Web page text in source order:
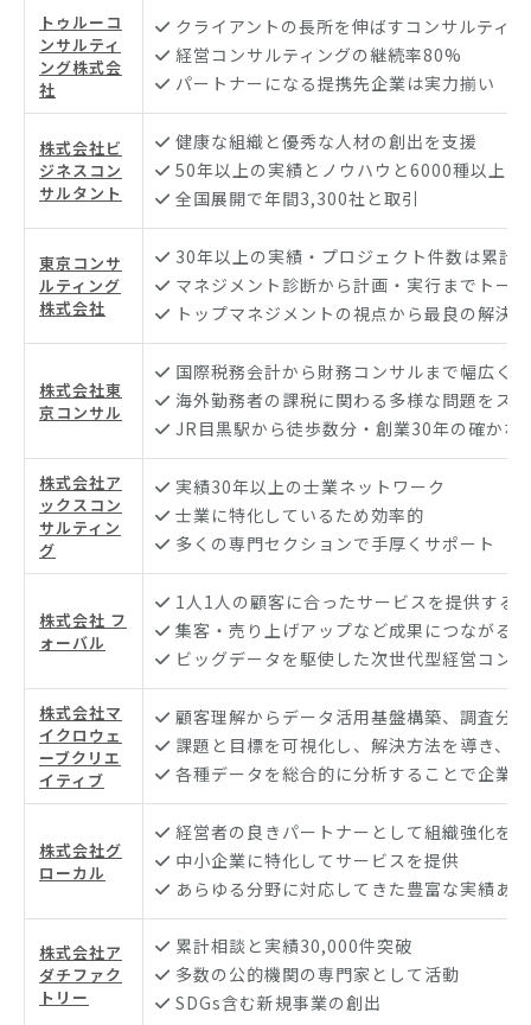
トゥルーコ
ンサルティ
ング株式会
社
クライアントの長所を伸ばすコンサルティ
経営コンサルティングの継続率80%
パートナーになる提携先企業は実力揃い
株式会社ビ
ジネスコン
サルタント
健康な組織と優秀な人材の創出を支援
50年以上の実績とノウハウと6000種以上の
全国展開で年間3,300社と取引
東京コンサ
ルティング
株式会社
30年以上の実績・プロジェクト件数は累計
マネジメント診断から計画・実行までトー
トップマネジメントの視点から最良の解決
株式会社東
京コンサル
国際税務会計から財務コンサルまで幅広く
海外勤務者の課税に関わる多様な問題をス
JR目黒駅から徒歩数分・創業30年の確かな
株式会社ア
ックスコン
サルティン
グ
実績30年以上の士業ネットワーク
士業に特化しているため効率的
多くの専門セクションで手厚くサポート
株式会社 フ
ォーバル
1人1人の顧客に合ったサービスを提供する
集客・売り上げアップなど成果につながる
ビッグデータを駆使した次世代型経営コン
株式会社マ
イクロウェ
ーブクリエ
イティブ
顧客理解からデータ活用基盤構築、調査分
課題と目標を可視化し、解決方法を導き、
各種データを総合的に分析することで企業
株式会社グ
ローカル
経営者の良きパートナーとして組織強化を
中小企業に特化してサービスを提供
あらゆる分野に対応してきた豊富な実績あり
株式会社ア
ダチファク
トリー
累計相談と実績30,000件突破
多数の公的機関の専門家として活動
SDGs含む新規事業の創出